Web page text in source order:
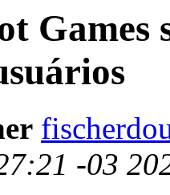
Games
-03